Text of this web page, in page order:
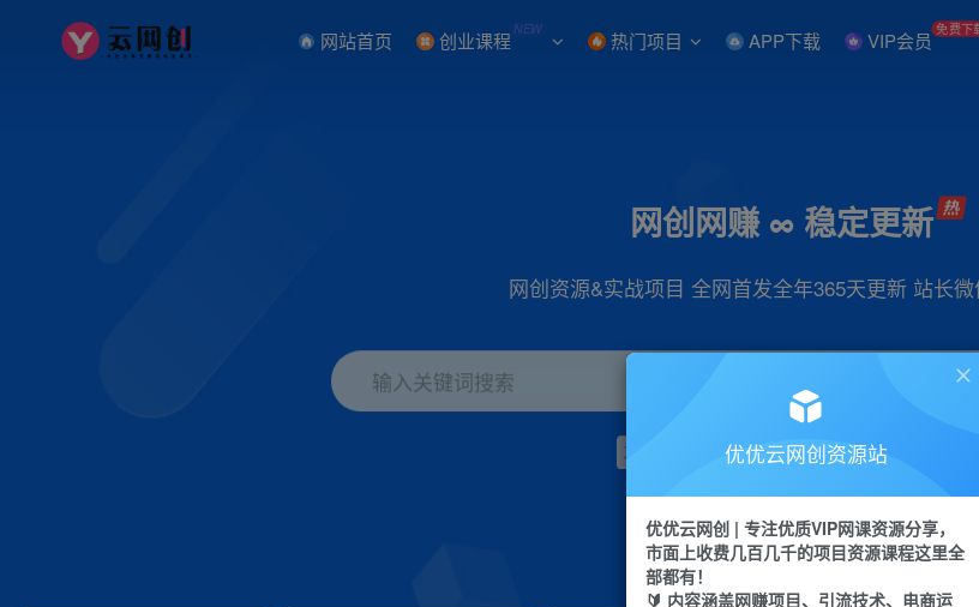
网站首页 创业课程 NEW 热门项目 APP下载 VIP会员 免费下
网创网赚 ∞ 稳定更新
网创资源&实战项目 全网首发全年365天更新 站长
输入关键词搜索
项目 引流 小红书 短视频
优优云网创资源站
优优云网创 | 专注优质VIP网课资源分享，
市面上收费几百几千的项目资源课程这里全
部都有！
🔰 内容涵盖网赚项目、引流技术、电商运